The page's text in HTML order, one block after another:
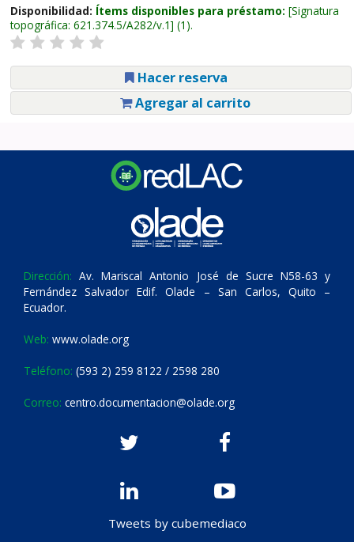
Disponibilidad: Ítems disponibles para préstamo: Signatura
topográfica: 621.374.5/A282/v.1 (1).
Hacer reserva
Agregar al carrito
Dirección: Av. Mariscal Antonio José de Sucre N58-63 y
Fernández Salvador Edif. Olade – San Carlos, Quito –
Ecuador.
Web: www.olade.org
Teléfono: (593 2) 259 8122 / 2598 280
Correo: centro.documentacion@olade.org
Tweets by cubemediaco